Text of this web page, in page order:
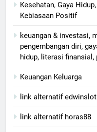
Kesehatan, Gaya
Kebiasaan Positif
keuangan & investasi,
pengembangan diri,
hidup, literasi finansial,
Keuangan Keluarga
link alternatif edwinslot
link alternatif horas88